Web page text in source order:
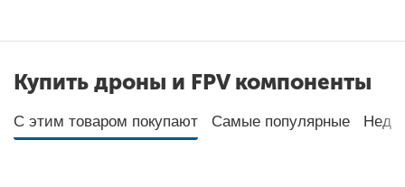
Купить дроны и FPV компоненты
С этим товаром покупают Самые популярные